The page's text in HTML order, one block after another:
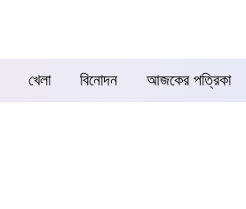
খেলা বিনোদন আজকের পত্রিকা